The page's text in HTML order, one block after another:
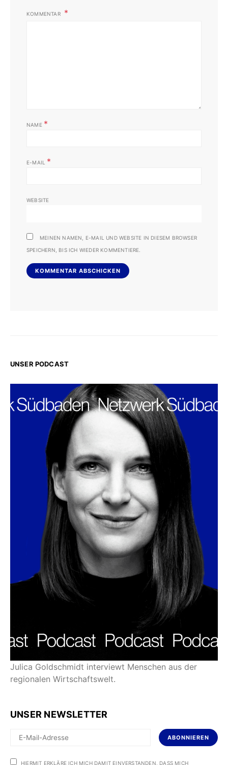
KOMMENTAR
NAME *
E-MAIL *
WEBSITE
MEINEN NAMEN, E-MAIL UND WEBSITE IN DIESEM BROWSER
SPEICHERN, BIS ICH WIEDER KOMMENTIERE.
UNSER PODCAST
Julica Goldschmidt interviewt Menschen aus der
regionalen Wirtschaftswelt.
UNSER NEWSLETTER
ABONNIEREN
HIERMIT ERKLÄRE ICH MICH DAMIT EINVERSTANDEN, DASS MICH